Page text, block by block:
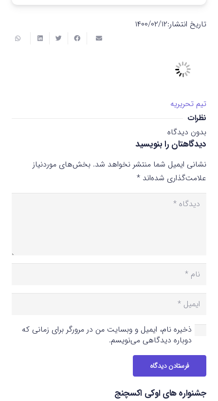
تاریخ انتشار:۱۴۰۰/۰۲/۱۲
تیم تحریریه
نظرات
بدون دیدگاه
دیدگاهتان را بنویسید
نشانی ایمیل شما منتشر نخواهد شد. بخش‌های موردنیاز
علامت‌گذاری شده‌اند *
ذخیره نام، ایمیل و وبسایت من در مرورگر برای زمانی که
دوباره دیدگاهی می‌نویسم.
فرستادن دیدگاه
جشنواره های اوکی اکسچنج